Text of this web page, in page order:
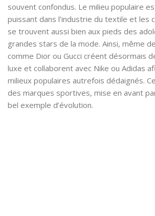
souvent confondus. Le milieu populaire
puissant dans l’industrie du textile et les
se trouvent aussi bien aux pieds des
grandes stars de la mode. Ainsi, même
comme Dior ou Gucci créent désormais
luxe et collaborent avec Nike ou Adidas
milieux populaires autrefois dédaignés.
des marques sportives, mise en avant
bel exemple d’évolution.